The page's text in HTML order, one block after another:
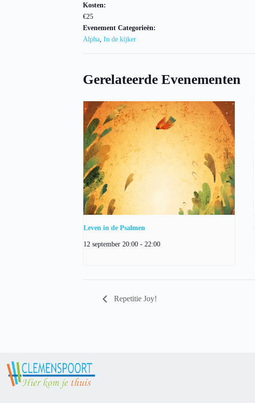
Kosten:
€25
Evenement Categorieën:
Alpha, In de kijker
Gerelateerde Evenementen
Leven in de Psalmen
12 september 20:00 - 22:00
Repetitie Joy!